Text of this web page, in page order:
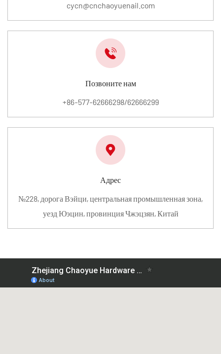
cycn@cnchaoyuenail.com
Позвоните нам
+86-577-62666298/62666299
Адрес
№228, дорога Вэйци, центральная промышленная зона,
уезд Юэцин, провинция Чжэцзян, Китай